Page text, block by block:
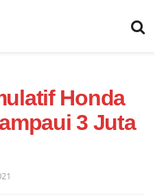
Honda
3 Juta